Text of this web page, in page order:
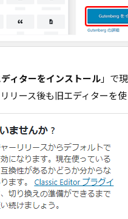
ィターをインストール」で
リース後も旧エディターを